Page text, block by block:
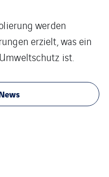
werden
erzielt, was ein
ist.